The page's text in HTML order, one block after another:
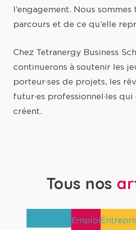
l’engagement. Nous sommes
parcours et de ce qu’elle
Chez Tetranergy Business
continuerons à soutenir les
porteur·ses de projets, les
futur·es professionnel·les qui
créent.
Tous nos
Emploi